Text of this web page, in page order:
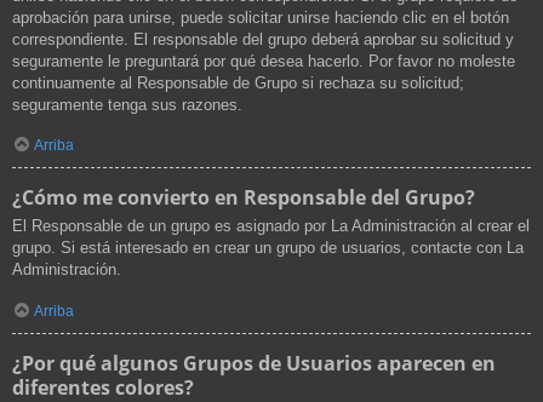
aprobación para unirse, puede solicitar unirse haciendo clic en el botón
correspondiente. El responsable del grupo deberá aprobar su solicitud y
seguramente le preguntará por qué desea hacerlo. Por favor no moleste
continuamente al Responsable de Grupo si rechaza su solicitud;
seguramente tenga sus razones.
Arriba
¿Cómo me convierto en Responsable del Grupo?
El Responsable de un grupo es asignado por La Administración al crear el
grupo. Si está interesado en crear un grupo de usuarios, contacte con La
Administración.
Arriba
¿Por qué algunos Grupos de Usuarios aparecen en
diferentes colores?